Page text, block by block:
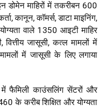
डोमेन माहिरों में तकरीबन 600
कानून, काॅमर्स, डाटा माइनिंग,
वाले 1350 आइटी माहिर
वित्तीय जासूसी, कत्ल मामलों में
में जासूसी के लिए लगाया
फैमिली काउंसलिंग सेंटरों और
के करीब शिक्षित और योग्यता